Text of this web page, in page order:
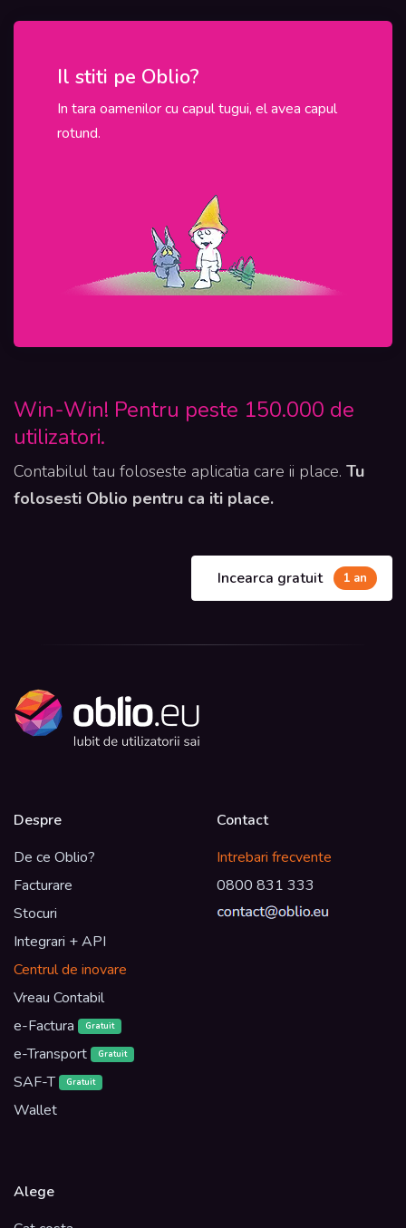
Il stiti pe Oblio?
In tara oamenilor cu capul tugui, el avea capul
rotund.
Win-Win! Pentru peste 150.000 de
utilizatori.
Contabilul tau foloseste aplicatia care ii place. Tu
folosesti Oblio pentru ca iti place.
Incearca gratuit 1 an
Despre
De ce Oblio?
Facturare
Stocuri
Integrari + API
Centrul de inovare
Vreau Contabil
e-Factura
Gratuit
e-Transport Gratuit
SAF-T Gratuit
Wallet
Contact
Intrebari frecvente
0800 831 333
Alege